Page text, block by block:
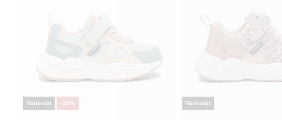
Vattentät -30% Vattentät